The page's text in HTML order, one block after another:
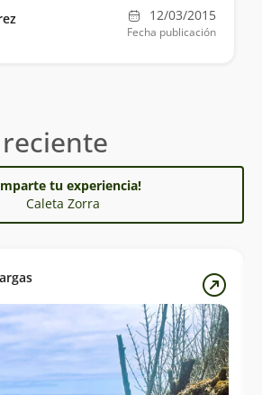
12/03/2015
Fecha publicación
tu experiencia!
Caleta Zorra